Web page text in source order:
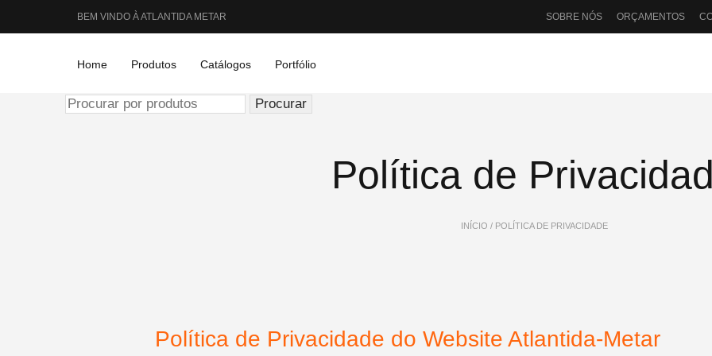
BEM VINDO À ATLANTIDA METAR SOBRE NÓS ORÇAMENTOS
Home Produtos Catálogos Portfólio
Procurar
Política de
INÍCIO / POLÍTICA DE PRIVACIDADE
Política de Privacidade do Website Atlantida-Metar